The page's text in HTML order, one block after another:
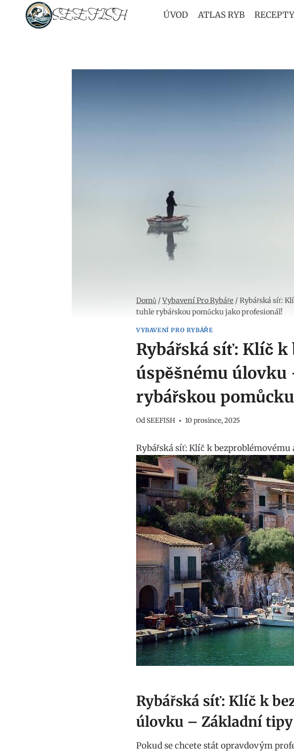
Přeskočit
SEEFISH ÚVOD ATLAS RYB RECEPTY
Domů / Vybavení Pro Rybáře / Rybářská síť:
tuhle rybářskou pomůcku jako profesionál!
VYBAVENÍ PRO RYBÁŘE
Rybářská síť: Klíč k
úspěšnému úlovku
rybářskou
Od SEEFISH 10 prosince, 2025
Rybářská síť: Klíč k
Rybářská ​síť: Klíč ⁣k
‍úlovku – Základní
Pokud se chcete stát opravdovým